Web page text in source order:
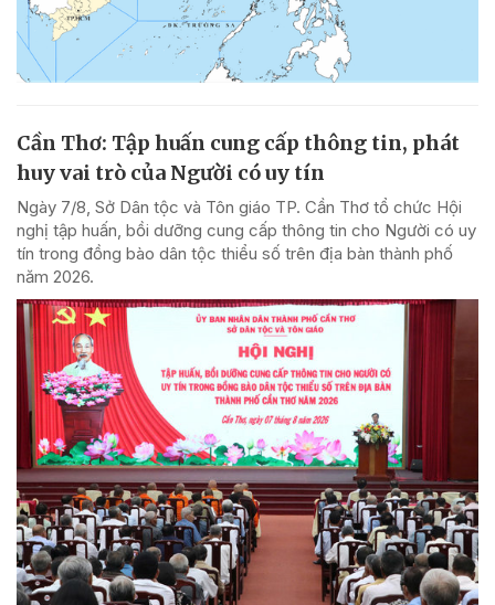
Cần Thơ: Tập huấn cung cấp thông tin, phát
huy vai trò của Người có uy tín
Ngày 7/8, Sở Dân tộc và Tôn giáo TP. Cần Thơ tổ chức Hội
nghị tập huấn, bồi dưỡng cung cấp thông tin cho Người có uy
tín trong đồng bào dân tộc thiểu số trên địa bàn thành phố
năm 2026.